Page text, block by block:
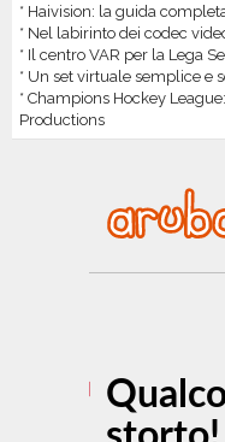
* Haivision: la guida
* Nel labirinto dei codec
* Il centro VAR per la Lega
* Un set virtuale semplice e
* Champions Hockey
Productions